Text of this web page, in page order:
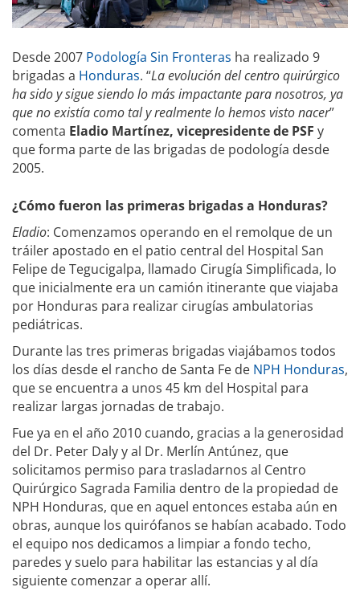
Desde 2007 Podología Sin Fronteras ha realizado 9
brigadas a Honduras. “La evolución del centro quirúrgico
ha sido y sigue siendo lo más impactante para nosotros, ya
que no existía como tal y realmente lo hemos visto nacer”
comenta Eladio Martínez, vicepresidente de PSF y
que forma parte de las brigadas de podología desde
2005.
¿Cómo fueron las primeras brigadas a Honduras?
Eladio: Comenzamos operando en el remolque de un
tráiler apostado en el patio central del Hospital San
Felipe de Tegucigalpa, llamado Cirugía Simplificada, lo
que inicialmente era un camión itinerante que viajaba
por Honduras para realizar cirugías ambulatorias
pediátricas.
Durante las tres primeras brigadas viajábamos todos
los días desde el rancho de Santa Fe de NPH Honduras,
que se encuentra a unos 45 km del Hospital para
realizar largas jornadas de trabajo.
Fue ya en el año 2010 cuando, gracias a la generosidad
del Dr. Peter Daly y al Dr. Merlín Antúnez, que
solicitamos permiso para trasladarnos al Centro
Quirúrgico Sagrada Familia dentro de la propiedad de
NPH Honduras, que en aquel entonces estaba aún en
obras, aunque los quirófanos se habían acabado. Todo
el equipo nos dedicamos a limpiar a fondo techo,
paredes y suelo para habilitar las estancias y al día
siguiente comenzar a operar allí.